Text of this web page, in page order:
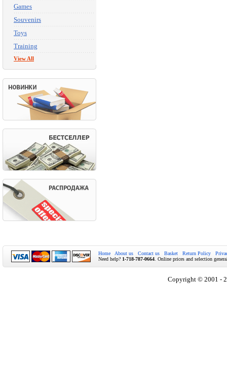
Games
Souvenirs
Toys
Training
View All
Home About us Contact us Basket Return Policy
Need help? 1-718-787-0664 . Online prices and selection
Copyright © 2001 -